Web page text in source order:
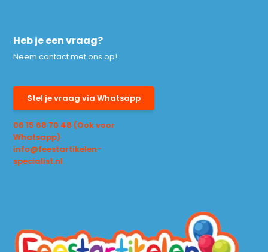
Heb je een vraag?
Neem contact met ons op!
Stel je vraag via Whatsapp
06 15 68 70 48 (Ook voor
Whatsapp)
info@feestartikelen-
specialist.nl